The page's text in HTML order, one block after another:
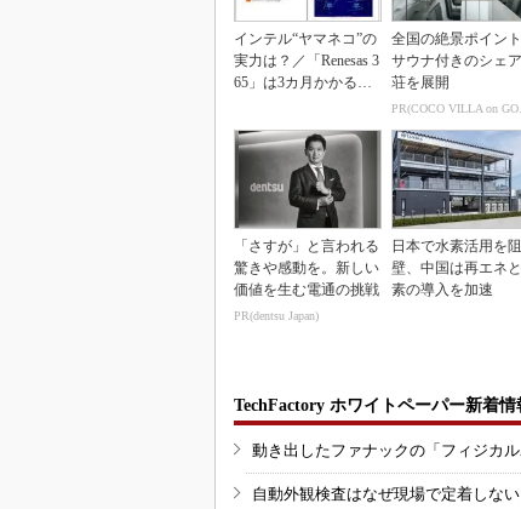
インテル“ヤマネコ”の
実力は？／「Renesas 3
65」は3カ月かかる作
全国の絶景ポイン
サウナ付きのシェ
荘を展開
「さすが」と言われる
驚きや感動を。新しい
価値を生む電通の挑戦
PR(dentsu Japan)
日本で水素活用を
壁、中国は再エネ
素の導入を加速
TechFactory ホワイトペーパー新着情
動き出したファナックの「フィジカル
自動外観検査はなぜ現場で定着しな